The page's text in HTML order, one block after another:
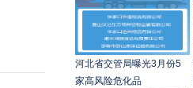
河北省交管局曝光3月份5
家高风险危化品